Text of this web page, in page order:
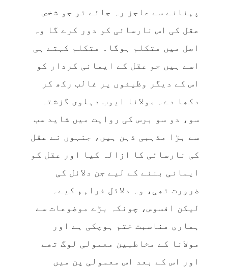
پہنانے سے عاجز رہ جائے تو جو شخص
عقل کی اس نارسائی کو دور کرے گا وہ
اصل میں متکلم ہوگا۔ متکلم کہتے ہی
اسے ہیں جو عقل کے ایمانی کردار کو
اس کے دیگر وظیفوں پر غالب رکھ کر
دکھا دے۔ مولانا ایوب دہلوی گزشتہ
سو، دو سو برس کی روایت میں شاید سب
سے بڑا مذہبی ذہن ہیں، جنہوں نے عقل
کی نارسائی کا ازالہ کیا اور عقل کو
ایمانی بننے کے لیے جن دلائل کی
ضرورت تھی، وہ دلائل فراہم کیے۔
لیکن افسوس، چونکہ بڑے موضوعات سے
ہماری مناسبت ختم ہوچکی ہے اور
مولانا کے مخاطبین معمولی لوگ تھے
اور اس کے بعد اس معمولی پن میں